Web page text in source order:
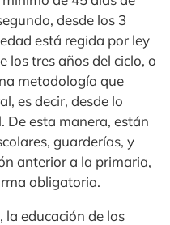
desde los 3
está regida por ley
los tres años del ciclo, o
metodología que
es decir, desde lo
De esta manera, están
guarderías, y
anterior a la primaria,
obligatoria.
la educación de los